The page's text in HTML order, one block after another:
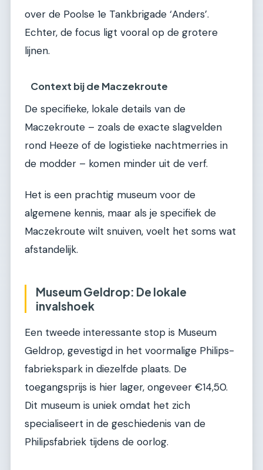
over de Poolse 1e Tankbrigade ‘Anders’.
Echter, de focus ligt vooral op de grotere
lijnen.
Context bij de Maczekroute
De specifieke, lokale details van de
Maczekroute – zoals de exacte slagvelden
rond Heeze of de logistieke nachtmerries in
de modder – komen minder uit de verf.
Het is een prachtig museum voor de
algemene kennis, maar als je specifiek de
Maczekroute wilt snuiven, voelt het soms wat
afstandelijk.
Museum Geldrop: De lokale
invalshoek
Een tweede interessante stop is Museum
Geldrop, gevestigd in het voormalige Philips-
fabriekspark in diezelfde plaats. De
toegangsprijs is hier lager, ongeveer €14,50.
Dit museum is uniek omdat het zich
specialiseert in de geschiedenis van de
Philipsfabriek tijdens de oorlog.